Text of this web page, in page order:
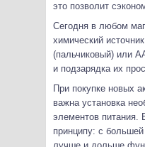
это позволит
Сегодня в любом
химический
(пальчиковый) или
и подзарядка их
При покупке новых
важна установка
элементов питания.
принципу: с